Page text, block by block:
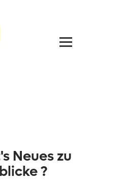
Neues zu
?